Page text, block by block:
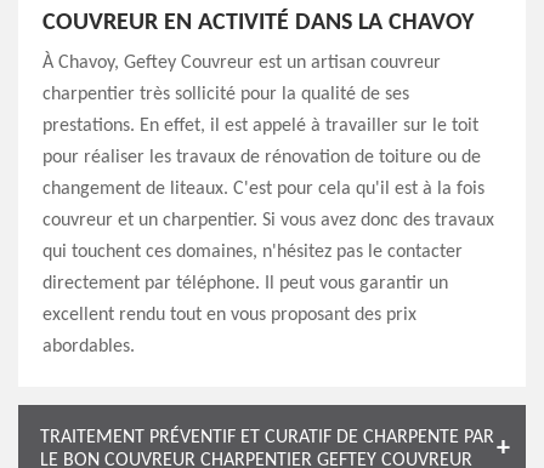
COUVREUR EN ACTIVITÉ DANS LA CHAVOY
À Chavoy, Geftey Couvreur est un artisan couvreur
charpentier très sollicité pour la qualité de ses
prestations. En effet, il est appelé à travailler sur le toit
pour réaliser les travaux de rénovation de toiture ou de
changement de liteaux. C'est pour cela qu'il est à la fois
couvreur et un charpentier. Si vous avez donc des travaux
qui touchent ces domaines, n'hésitez pas le contacter
directement par téléphone. Il peut vous garantir un
excellent rendu tout en vous proposant des prix
abordables.
TRAITEMENT PRÉVENTIF ET CURATIF DE CHARPENTE PAR
LE BON COUVREUR CHARPENTIER GEFTEY COUVREUR